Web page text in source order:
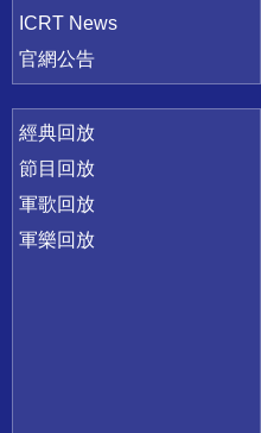
ICRT News
官網公告
經典回放
節目回放
軍歌回放
軍樂回放